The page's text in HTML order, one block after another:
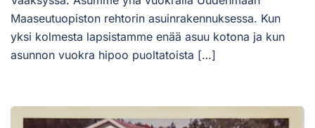
Maaseutuopiston rehtorin asuinrakennuksessa. Kun
yksi kolmesta lapsistamme enää asuu kotona ja kun
asunnon vuokra hipoo puoltatoista […]